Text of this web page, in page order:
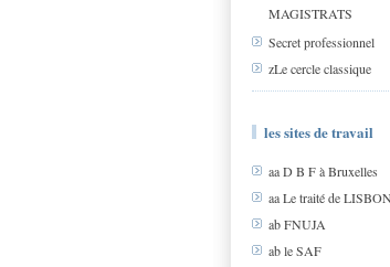
MAGISTRATS
Secret professionnel
zLe cercle classique
les sites de travail
aa D B F à Bruxelles
aa Le traité de
ab FNUJA
ab le SAF